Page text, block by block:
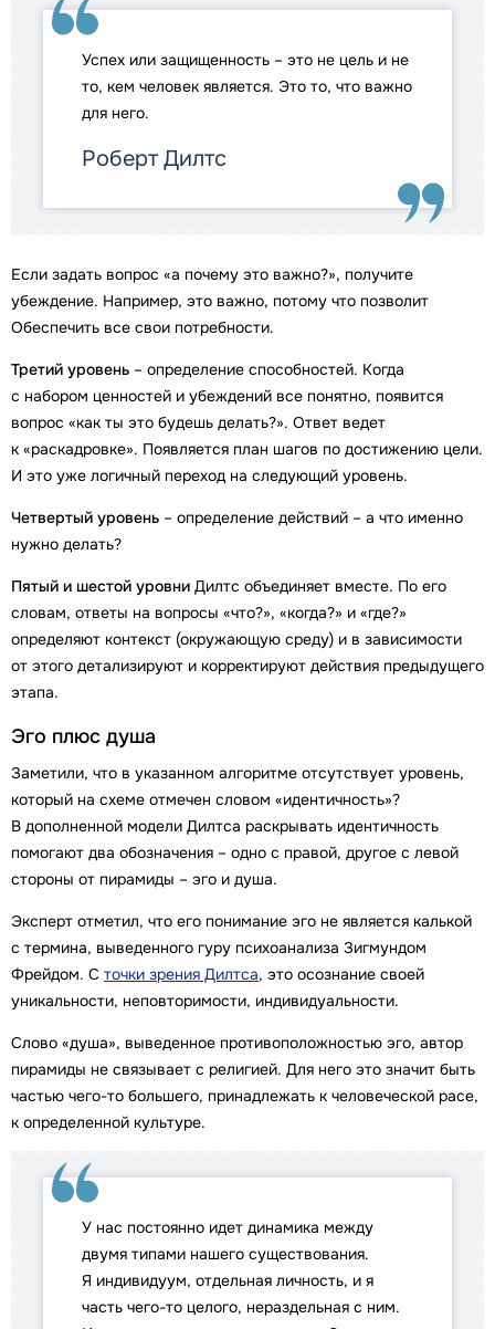
Успех или защищенность – это не цель и не
то, кем человек является. Это то, что важно
для него.
Роберт Дилтс
Если задать вопрос «а почему это важно?», получите
убеждение. Например, это важно, потому что позволит
Обеспечить все свои потребности.
Третий уровень – определение способностей. Когда
с набором ценностей и убеждений все понятно, появится
вопрос «как ты это будешь делать?». Ответ ведет
к «раскадровке». Появляется план шагов по достижению цели.
И это уже логичный переход на следующий уровень.
Четвертый уровень – определение действий – а что именно
нужно делать?
Пятый и шестой уровни Дилтс объединяет вместе. По его
словам, ответы на вопросы «что?», «когда?» и «где?»
определяют контекст (окружающую среду) и в зависимости
от этого детализируют и корректируют действия предыдущего
этапа.
Эго плюс душа
Заметили, что в указанном алгоритме отсутствует уровень,
который на схеме отмечен словом «идентичность»?
В дополненной модели Дилтса раскрывать идентичность
помогают два обозначения – одно с правой, другое с левой
стороны от пирамиды – эго и душа.
Эксперт отметил, что его понимание эго не является калькой
с термина, выведенного гуру психоанализа Зигмундом
Фрейдом. С точки зрения Дилтса, это осознание своей
уникальности, неповторимости, индивидуальности.
Слово «душа», выведенное противоположностью эго, автор
пирамиды не связывает с религией. Для него это значит быть
частью чего-то большего, принадлежать к человеческой расе,
к определенной культуре.
У нас постоянно идет динамика между
двумя типами нашего существования.
Я индивидуум, отдельная личность, и я
часть чего-то целого, нераздельная с ним.